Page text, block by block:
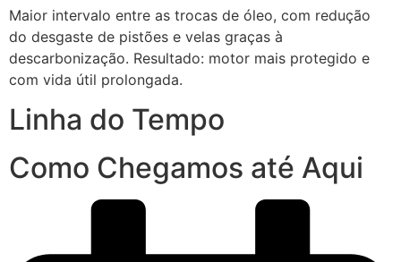
Maior intervalo entre as trocas de óleo, com redução
do desgaste de pistões e velas graças à
descarbonização. Resultado: motor mais protegido e
com vida útil prolongada.
Linha do Tempo
Como Chegamos até Aqui